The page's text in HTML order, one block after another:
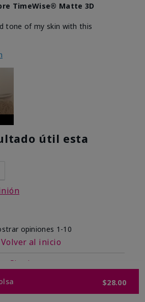
$28.00
TimeWise® Matte 3D
tone of my skin with this
útil esta
opiniones 1-10
Volver al inicio
Siguiente